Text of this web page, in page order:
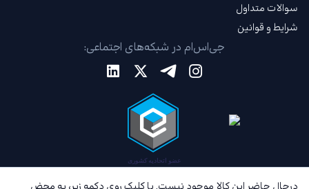
سوالات متداول
شرایط و قوانین
جی‌اس‌ام در شبکه‌های اجتماعی: